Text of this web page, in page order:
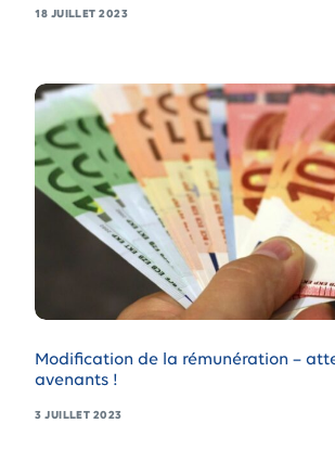
18 JUILLET 2023
Modification de la rémunération –
avenants !
3 JUILLET 2023